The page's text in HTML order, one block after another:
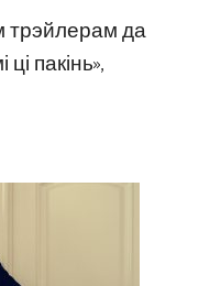
трэйлерам да
пакінь»,